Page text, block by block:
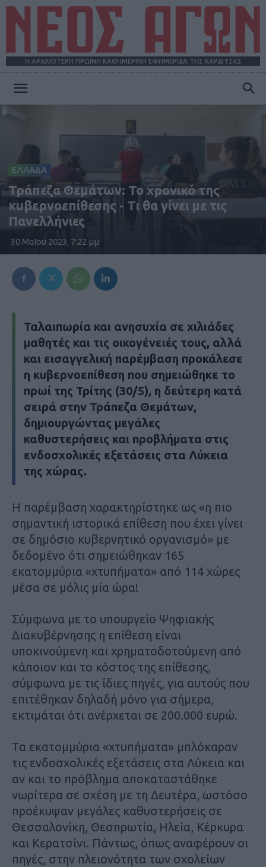
Η ΑΡΧΑΙΟΤΕΡΗ ΠΡΩΪΝΗ ΚΑΘΗΜΕΡΙΝΗ ΕΦΗΜΕΡΙΔΑ ΤΗΣ ΚΑΡΔΙΤΣΑΣ
ΑΓΩΝ
ΕΛΛΑΔΑ
Τράπεζα Θεμάτων: Το χρονικό της
κυβερνοεπίθεσης - Τι θα γίνει με τις
Πανελλήνιες
30 Μαΐου 2023, 7:22 μμ
Ταλαιπωρία και ανησυχία σε χιλιάδες
μαθητές και τις οικογένειές τους, αλλά
και εισαγγελική παρέμβαση προκάλεσε
η κυβερνοεπίθεση που σημειώθηκε το
πρωί της Τρίτης (30/5), η δεύτερη κατά
σειρά στην Τράπεζα Θεμάτων,
δημιουργώντας μεγάλες
καθυστερήσεις και προβλήματα στις
ενδοσχολικές εξετάσεις στα Λύκεια
της χώρας.
Η παρέμβαση χαρακτηρίστηκε ως «η πιο
σημαντική ιστορικά επίθεση που έχει γίνει
σε δημόσιο κυβερνητικό οργανισμό» με
δεδομένο ότι σημειώθηκαν 165
εκατομμύρια «χτυπήματα» από 114 χώρες
μέσα σε μόλις μία ώρα!
Σύμφωνα με το υπουργείο Ψηφιακής
Διακυβέρνησης η επίθεση είναι
υποκινούμενη και χρηματοδοτούμενη από
κάποιον και το κόστος της επίθεσης,
σύμφωνα με τις ίδιες πηγές, για αυτούς που
επιτέθηκαν δηλαδή μόνο για σήμερα,
εκτιμάται ότι ανέρχεται σε 200.000 ευρώ.
Τα εκατομμύρια «χτυπήματα» μπλόκαραν
τις ενδοσχολικές εξετάσεις στα Λύκεια και
αν και το πρόβλημα αποκαταστάθηκε
νωρίτερα σε σχέση με τη Δευτέρα, ωστόσο
προέκυψαν μεγάλες καθυστερήσεις σε
Θεσσαλονίκη, Θεσπρωτία, Ηλεία, Κέρκυρα
και Κερατσίνι. Πάντως, όπως αναφέρουν οι
πηγές, στην πλειονότητα των σχολείων